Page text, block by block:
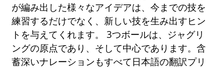
が編み出した様々なアイデアは、今までの技を
練習するだけでなく、新しい技を生み出すヒン
トを与えてくれます。 3つボールは、ジャグリ
ングの原点であり、そして中心であります。含
蓄深いナレーションもすべて日本語の翻訳プリ